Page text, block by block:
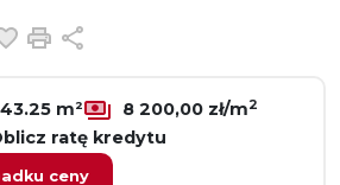
Dodaj do ulubionych
Drukuj
43.25 m² 8 200,00 zł/m2
ratę kredytu
ceny